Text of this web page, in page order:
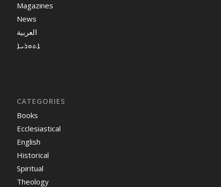
Magazines
News
العربية
ܐܬܘܪܝܐ
CATEGORIES
Books
Ecclesiastical
English
Historical
Spiritual
Theology